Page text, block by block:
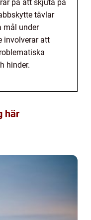
på att skjuta på
tävlar
mål under
involverar att
hinder.
här